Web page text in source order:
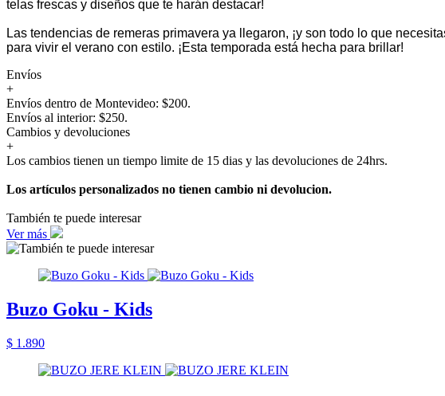
telas frescas y diseños que te harán destacar!
Las tendencias de remeras primavera ya llegaron, ¡y son todo lo que
para vivir el verano con estilo. ¡Esta temporada está hecha para brillar!
Envíos
+
Envíos dentro de Montevideo: $200.
Envíos al interior: $250.
Cambios y devoluciones
+
Los cambios tienen un tiempo limite de 15 dias y las devoluciones de 24hrs.
Los artículos personalizados no tienen cambio ni devolucion.
También te puede interesar
Ver más
Buzo Goku - Kids
$ 1.890